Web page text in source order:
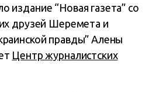
издание “Новая газета” со
друзей Шеремета и
правды” Алены
Центр журналистских